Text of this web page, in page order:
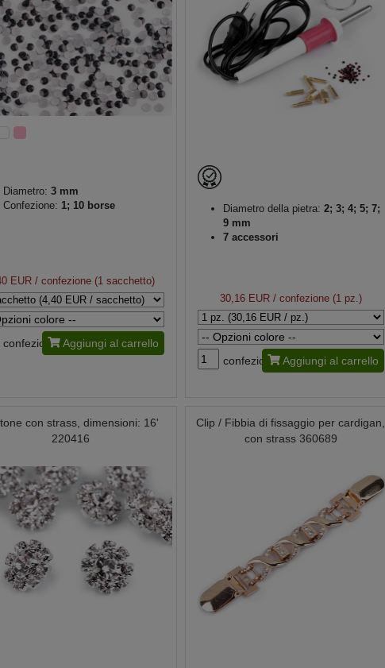
Diametro: 3 mm
Confezione: 1; 10 borse
EUR/ confezione (1 sacchetto)
confezione Aggiungi al carrello
Diametro della pietra: 2; 3; 4; 5; 7;
9 mm
7 accessori
30,16 EUR/ confezione (1 pz.)
confezione Aggiungi al carrello
con strass, dimensioni: 16'
220416
Clip / Fibbia di fissaggio per cardigan,
con strass 360689